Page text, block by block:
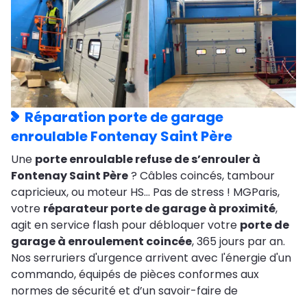
Réparation porte de garage
enroulable Fontenay Saint Père
Une porte enroulable refuse de s’enrouler à
Fontenay Saint Père? Câbles coincés, tambour
capricieux, ou moteur HS… Pas de stress ! MGParis,
votre réparateur porte de garage à proximité,
agit en service flash pour débloquer votre porte de
garage à enroulement coincée, 365 jours par an.
Nos serruriers d'urgence arrivent avec l'énergie d'un
commando, équipés de pièces conformes aux
normes de sécurité et d’un savoir-faire de